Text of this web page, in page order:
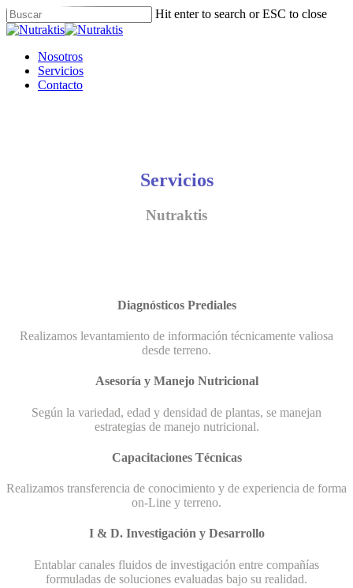
Skip
to
content
Hit enter to search or ESC to close
Close
Menu
Nosotros
Servicios
Contacto
Servicios
Nutraktis
Diagnósticos Prediales
Realizamos levantamiento de información técnicamente valiosa
desde terreno.
Asesoría y Manejo Nutricional
Según la variedad, edad y densidad de plantas, se manejan
estrategias de manejo nutricional.
Capacitaciones Técnicas
Realizamos transferencia de conocimiento y de experiencia de forma
on-Line y terreno.
I & D. Investigación y Desarrollo
Entablar canales fluidos de investigación entre compañías
formuladas de soluciones evaluadas bajo su realidad.